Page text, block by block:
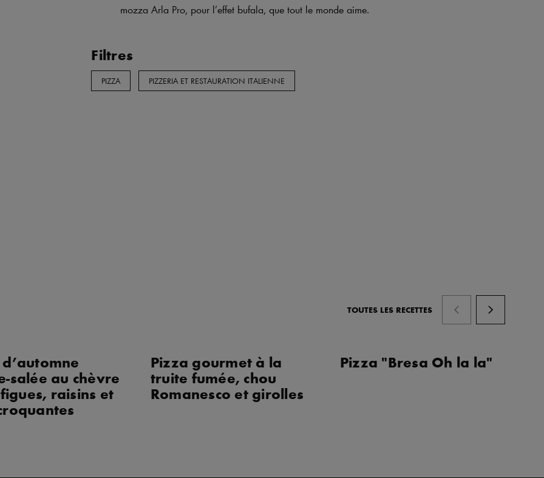
mozza Arla Pro, pour l’effet bufala, que tout le monde aime.
Filtres
PIZZA PIZZERIA ET RESTAURATION ITALIENNE
TOUTES LES RECETTES
salée au chèvre
raisins et
Pizza gourmet à la
truite fumée, chou
Romanesco et girolles
Pizza "Bresa Oh la la"